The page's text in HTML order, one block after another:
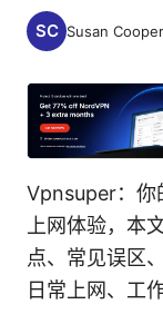
Susan Cooper
Vpnsuper：你
上网体验，本
点、常见误区
日常上网、工